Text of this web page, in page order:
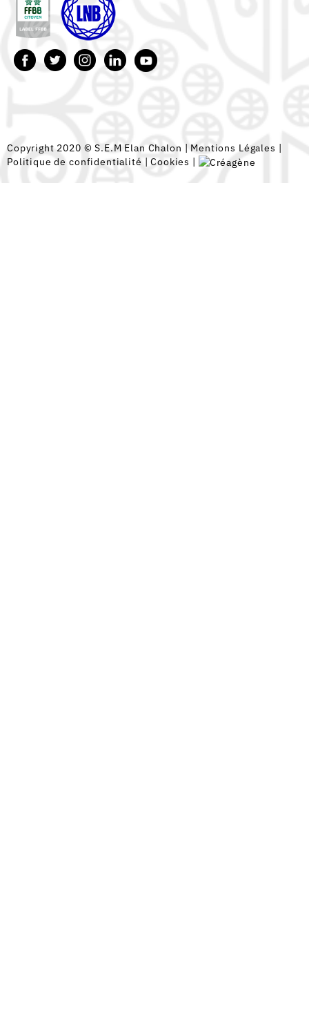
Copyright 2020 © S.E.M Elan Chalon | Mentions Légales |
Politique de confidentialité |Cookies |